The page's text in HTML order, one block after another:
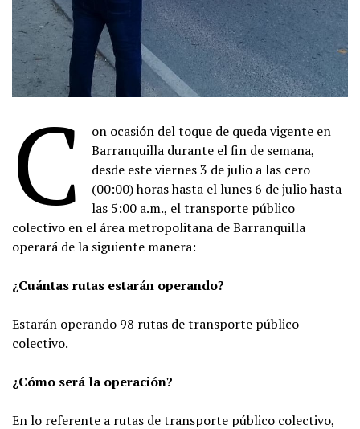
C
on ocasión del toque de queda vigente en
Barranquilla durante el fin de semana,
desde este viernes 3 de julio a las cero
(00:00) horas hasta el lunes 6 de julio hasta
las 5:00 a.m., el transporte público
colectivo en el área metropolitana de Barranquilla
operará de la siguiente manera:
¿Cuántas rutas estarán operando?
Estarán operando 98 rutas de transporte público
colectivo.
¿Cómo será la operación?
En lo referente a rutas de transporte público colectivo,